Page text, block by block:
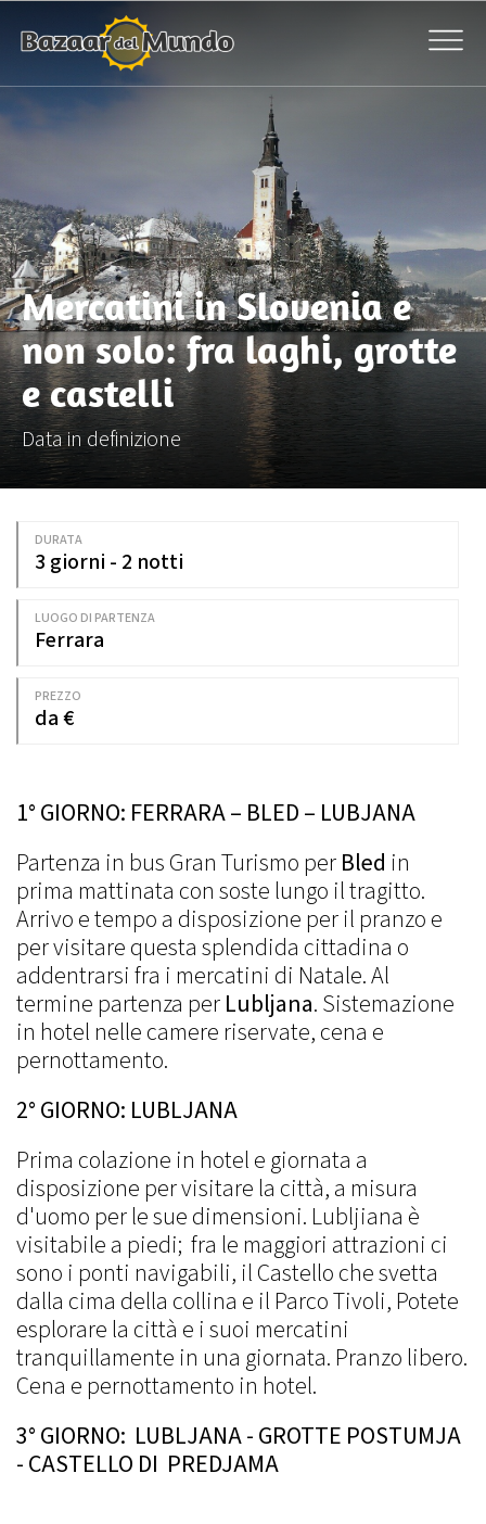
Data in definizione
Mercatini in Slovenia e
non solo: fra laghi, grotte
e castelli
1° GIORNO: FERRARA – BLED – LUBJANA
Partenza in bus Gran Turismo perBled in
prima mattinata con soste lungo il tragitto.
Arrivo e tempo a disposizione per il pranzo e
per visitare questa splendida cittadina o
addentrarsi fra i mercatini di Natale. Al
termine partenza perLubljana. Sistemazione
in hotel nelle camere riservate, cena e
pernottamento.
2° GIORNO: LUBLJANA
Prima colazione in hotel e giornata a
disposizione per visitare la città, a misura
d'uomo per le sue dimensioni. Lubljiana è
visitabile a piedi; fra le maggiori attrazioni ci
sono i ponti navigabili, il Castello che svetta
dalla cima della collina e il Parco Tivoli, Potete
esplorare la città e i suoi mercatini
tranquillamente in una giornata. Pranzo libero.
Cena e pernottamento in hotel.
3° GIORNO: LUBLJANA - GROTTE POSTUMJA
- CASTELLO DI PREDJAMA
DURATA
3 giorni - 2 notti
LUOGO DI PARTENZA
Ferrara
PREZZO
da €